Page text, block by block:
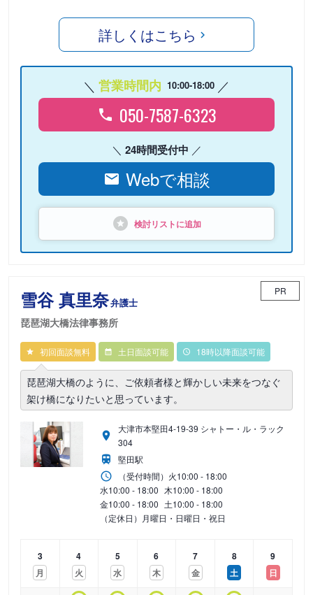
詳しくはこちら
営業時間内 10:00-18:00
050-7587-6323
24時間受付中
Webで相談
検討リストに追加
雪谷 真里奈弁護士
琵琶湖大橋法律事務所
PR
初回面談無料 土日面談可能 18時以降面談可能
琵琶湖大橋のように、ご依頼者様と輝かしい未来をつなぐ
架け橋になりたいと思っています。
大津市本堅田4-19-39 シャトー・ル・ラック
304
堅田駅
（受付時間） 火10:00 - 18:00
水10:00 - 18:00 木10:00 - 18:00
金10:00 - 18:00 土10:00 - 18:00
（定休日）月曜日・日曜日・祝日
3
月
4
火
5
水
6
木
7
金
8
土
9
日